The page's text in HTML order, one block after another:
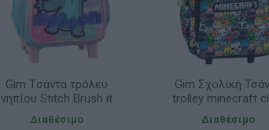
Gim Tσάντα τρόλεϋ
νηπίου Stitch Brush it
out 342-03072
Διαθέσιμο
Gim Σχολική
trolley minecraft
316-04074
Διαθέσιμο